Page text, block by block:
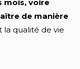
mois, voire
de manière
la qualité de vie